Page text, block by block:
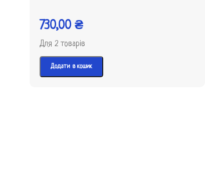
730,00 ₴
Для 2 товарів
Додати в кошик